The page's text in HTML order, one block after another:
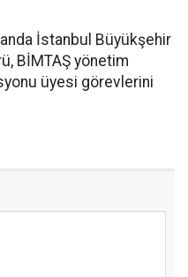
İstanbul Büyükşehir
BİMTAŞ yönetim
üyesi görevlerini